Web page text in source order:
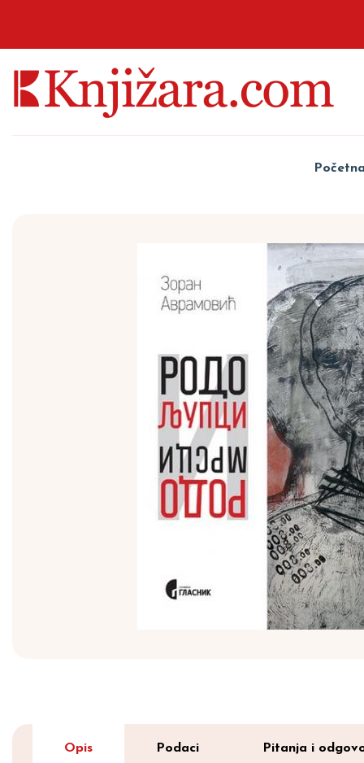
Opis Podaci Pitanja i